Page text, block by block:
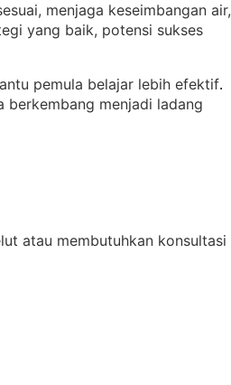
menjaga keseimbangan air,
yang baik, potensi sukses
pemula belajar lebih efektif
berkembang menjadi ladang
atau membutuhkan konsultasi